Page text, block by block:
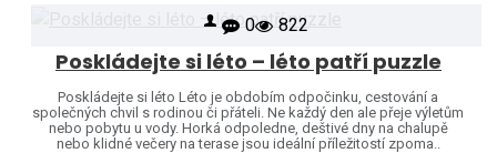
0 822
Poskládejte si léto – léto patří puzzle
Poskládejte si léto Léto je obdobím odpočinku, cestování a
společných chvil s rodinou či přáteli. Ne každý den ale přeje výletům
nebo pobytu u vody. Horká odpoledne, deštivé dny na chalupě
nebo klidné večery na terase jsou ideální příležitostí zpoma..